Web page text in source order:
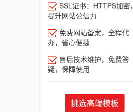
SSL证书：HTTPS加密，
提升网站公信力
免费网站备案，全程代
办，省心便捷
售后技术维护，免费答
疑，保障使用
挑选高端模板